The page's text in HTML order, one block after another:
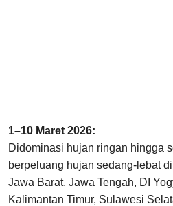
1–10 Maret 2026:
Didominasi hujan ringan hingga
berpeluang hujan sedang-lebat
Jawa Barat, Jawa Tengah, DI
Kalimantan Timur, Sulawesi